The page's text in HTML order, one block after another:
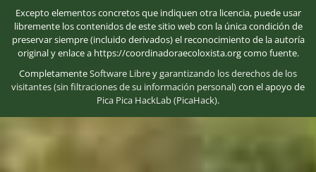
Excepto elementos concretos que indiquen otra licencia, puede usar
libremente los contenidos de este sitio web con la única condición de
preservar siempre (incluido derivados) el reconocimiento de la autoría
original y enlace a https://coordinadoraecoloxista.org como fuente.
CompletamenteSoftware Libreygarantizando los derechos de los
visitantes (sin filtraciones de su información personal)con el apoyo de
Pica Pica HackLab (PicaHack).